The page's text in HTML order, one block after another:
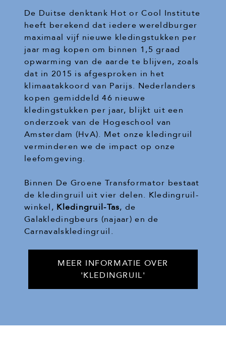
De Duitse denktank Hot or Cool Institute
heeft berekend dat iedere wereldburger
maximaal vijf nieuwe kledingstukken per
jaar mag kopen om binnen 1,5 graad
opwarming van de aarde te blijven, zoals
dat in 2015 is afgesproken in het
klimaatakkoord van Parijs. Nederlanders
kopen gemiddeld 46 nieuwe
kledingstukken per jaar, blijkt uit een
onderzoek van de Hogeschool van
Amsterdam (HvA). Met onze kledingruil
verminderen we de impact op onze
leefomgeving.
Binnen De Groene Transformator bestaat
de kledingruil uit vier delen. Kledingruil-
winkel, Kledingruil-Tas, de
Galakledingbeurs (najaar) en de
Carnavalskledingruil.
MEER INFORMATIE OVER
'KLEDINGRUIL'